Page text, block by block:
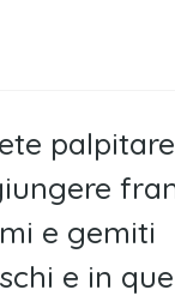
e gemiti
e in